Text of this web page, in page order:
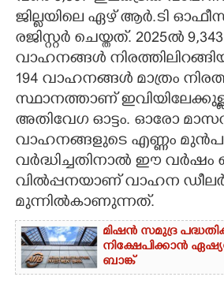
ജില്ലയിലെ ഏഴ് ആർ.ടി
രജിസ്റ്റർ ചെയ്തത്. 2025ൽ
വാഹനങ്ങൾ
194 വാഹനങ്ങൾ മാത്രം
സ്ഥാനത്താണ്
അതിവേഗ ഓട്ടം. ഓരോ
വാഹനങ്ങളുടെ എണ്ണം
വർദ്ധിച്ചതിനാൽ ഈ വർഷം
വിൽപ്പനയാണ് വാഹന
മുന്നിൽകാണുന്നത്.
മിഷൻ സമുദ്ര
നിക്ഷേപിക്കാൻ
ബാങ്ക്